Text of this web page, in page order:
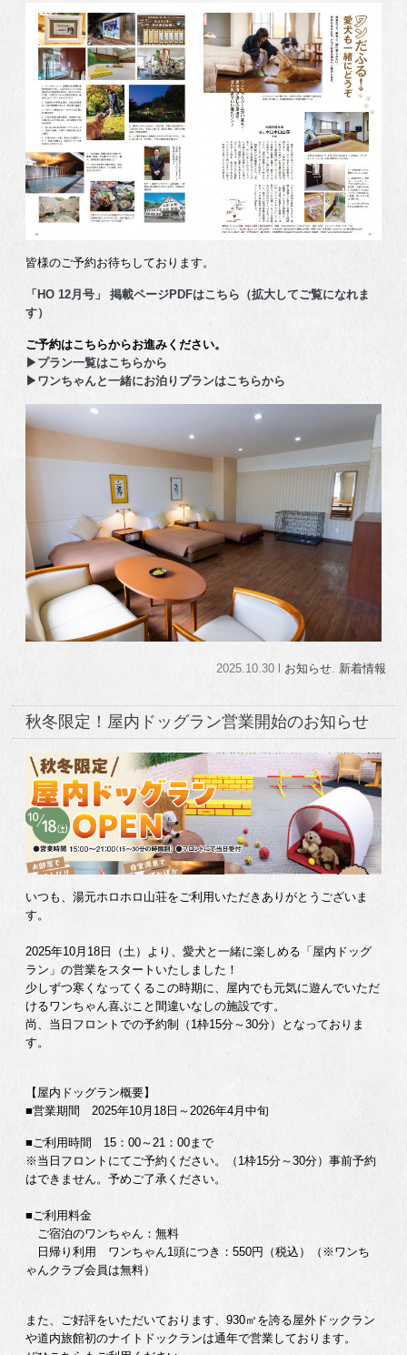
皆様のご予約お待ちしております。
「HO 12月号」 掲載ページPDFはこちら（拡大してご覧になれま
す）
ご予約はこちらからお進みください。
▶プラン一覧はこちらから
▶ワンちゃんと一緒にお泊りプランはこちらから
2025.10.30 l お知らせ. 新着情報
秋冬限定！屋内ドッグラン営業開始のお知らせ
いつも、湯元ホロホロ山荘をご利用いただきありがとうございま
す。
2025年10月18日（土）より、愛犬と一緒に楽しめる「屋内ドッグ
ラン」の営業をスタートいたしました！
少しずつ寒くなってくるこの時期に、屋内でも元気に遊んでいただ
けるワンちゃん喜ぶこと間違いなしの施設です。
尚、当日フロントでの予約制（1枠15分～30分）となっておりま
す。
【屋内ドッグラン概要】
■営業期間 2025年10月18日～2026年4月中旬
■ご利用時間 15：00～21：00まで
※当日フロントにてご予約ください。（1枠15分～30分）事前予約
はできません。予めご了承ください。
■ご利用料金
ご宿泊のワンちゃん：無料
日帰り利用 ワンちゃん1頭につき：550円（税込）（※ワンち
ゃんクラブ会員は無料）
また、ご好評をいただいております、930㎡を誇る屋外ドックラン
や道内旅館初のナイトドックランは通年で営業しております。